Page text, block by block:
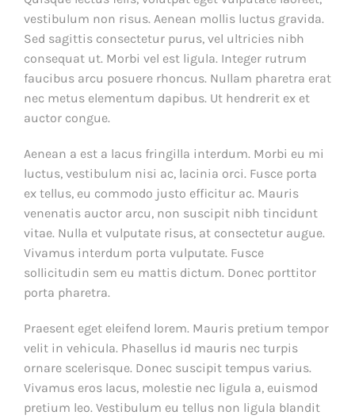
vestibulum non risus. Aenean mollis luctus gravida.
Sed sagittis consectetur purus, vel ultricies nibh
consequat ut. Morbi vel est ligula. Integer rutrum
faucibus arcu posuere rhoncus. Nullam pharetra erat
nec metus elementum dapibus. Ut hendrerit ex et
auctor congue.
Aenean a est a lacus fringilla interdum. Morbi eu mi
luctus, vestibulum nisi ac, lacinia orci. Fusce porta
ex tellus, eu commodo justo efficitur ac. Mauris
venenatis auctor arcu, non suscipit nibh tincidunt
vitae. Nulla et vulputate risus, at consectetur augue.
Vivamus interdum porta vulputate. Fusce
sollicitudin sem eu mattis dictum. Donec porttitor
porta pharetra.
Praesent eget eleifend lorem. Mauris pretium tempor
velit in vehicula. Phasellus id mauris nec turpis
ornare scelerisque. Donec suscipit tempus varius.
Vivamus eros lacus, molestie nec ligula a, euismod
pretium leo. Vestibulum eu tellus non ligula blandit